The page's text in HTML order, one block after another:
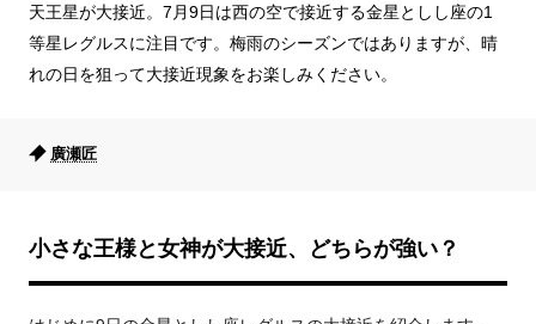
天王星が大接近。7月9日は西の空で接近する金星としし座の1
等星レグルスに注目です。梅雨のシーズンではありますが、晴
れの日を狙って大接近現象をお楽しみください。
廣瀬匠
小さな王様と女神が大接近、どちらが強い？